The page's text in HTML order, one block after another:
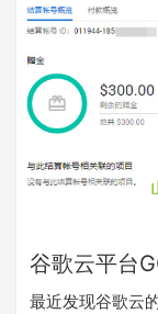
呢？比如有的时
再赘述，其实大
谷歌云平台
（理论无限
最近发现谷歌云